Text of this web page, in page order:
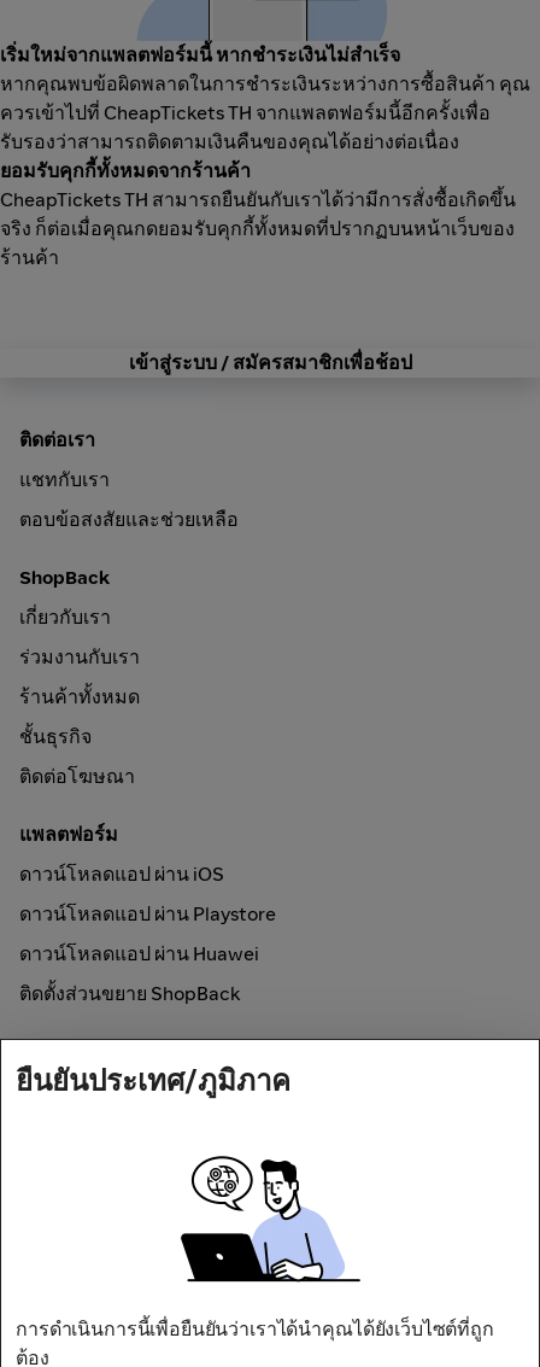
เริ่มใหม่จากแพลตฟอร์มนี้ หากชำระเงินไม่สำเร็จ
หากคุณพบข้อผิดพลาดในการชำระเงินระหว่างการซื้อสินค้า คุณ
ควรเข้าไปที่ CheapTickets TH จากแพลตฟอร์มนี้อีกครั้งเพื่อ
รับรองว่าสามารถติดตามเงินคืนของคุณได้อย่างต่อเนื่อง
ยอมรับคุกกี้ทั้งหมดจากร้านค้า
CheapTickets TH สามารถยืนยันกับเราได้ว่ามีการสั่งซื้อเกิดขึ้น
จริง ก็ต่อเมื่อคุณกดยอมรับคุกกี้ทั้งหมดที่ปรากฏบนหน้าเว็บของ
ร้านค้า
เข้าสู่ระบบ / สมัครสมาชิกเพื่อช้อป
ติดต่อเรา
แชทกับเรา
ตอบข้อสงสัยและช่วยเหลือ
ShopBack
เกี่ยวกับเรา
ร่วมงานกับเรา
ร้านค้าทั้งหมด
ชั้นธุรกิจ
ติดต่อโฆษณา
แพลตฟอร์ม
ดาวน์โหลดแอป ผ่าน iOS
ดาวน์โหลดแอป ผ่าน Playstore
ดาวน์โหลดแอป ผ่าน Huawei
ติดตั้งส่วนขยาย ShopBack
ช้อปออนไลน์และรับเงินคืน
ยืนยันประเทศ/ภูมิภาค
การดำเนินการนี้เพื่อยืนยันว่าเราได้นำคุณได้ยังเว็บไซต์ที่ถูก
ต้อง